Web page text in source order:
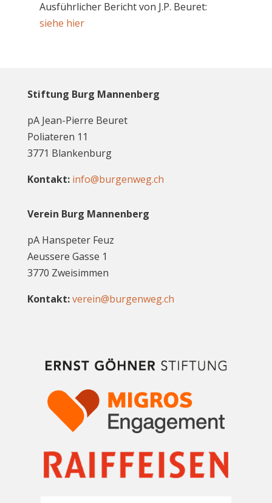
Ausführlicher Bericht von J.P. Beuret:
siehe hier
Stiftung Burg Mannenberg
pA Jean-Pierre Beuret
Poliateren 11
3771 Blankenburg
Kontakt: info@burgenweg.ch
Verein Burg Mannenberg
pA Hanspeter Feuz
Aeussere Gasse 1
3770 Zweisimmen
Kontakt:verein@burgenweg.ch